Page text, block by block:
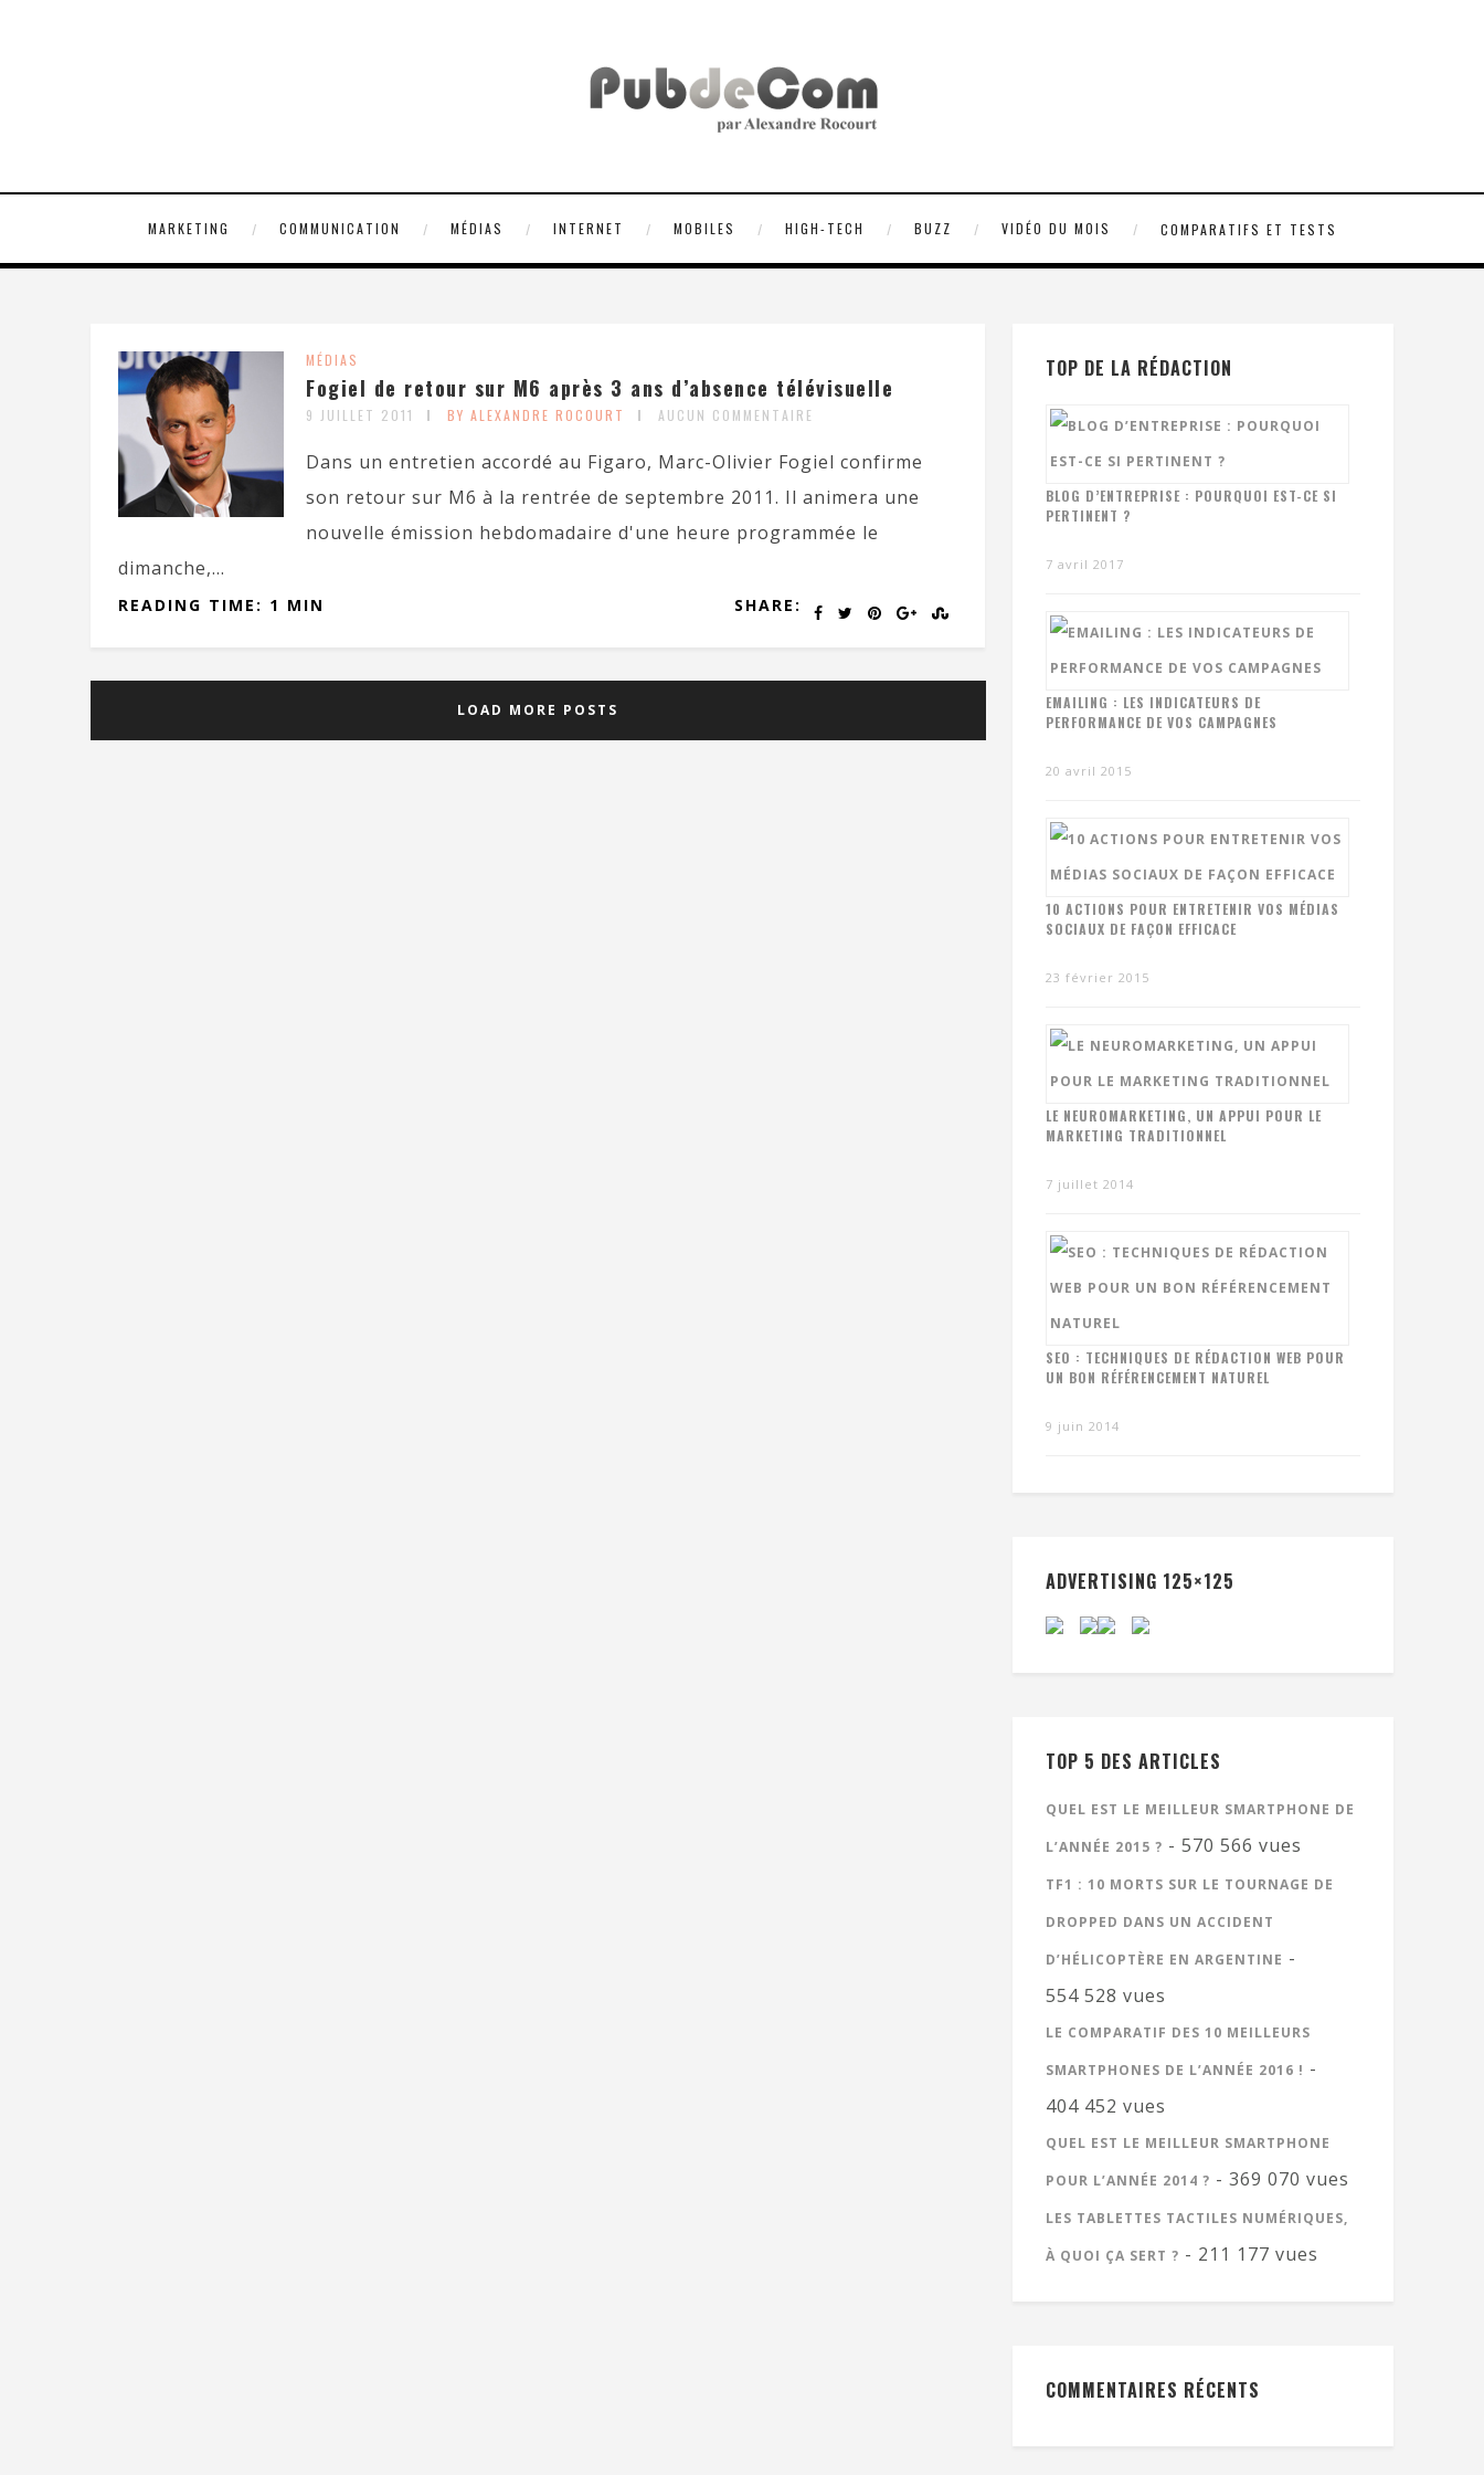
MARKETING COMMUNICATION MÉDIAS INTERNET MOBILES HIGH-TECH BUZZ VIDÉO DU MOIS COMPARATIFS ET TESTS
MÉDIAS
Fogiel de retour sur M6 après 3 ans d’absence télévisuelle
9 JUILLET 2011 BY ALEXANDRE ROCOURT AUCUN COMMENTAIRE
Dans un entretien accordé au Figaro, Marc-Olivier Fogiel confirme
son retour sur M6 à la rentrée de septembre 2011. Il animera une
nouvelle émission hebdomadaire d'une heure programmée le
dimanche,...
SHARE:
READING TIME: 1 MIN
LOAD MORE POSTS
TOP DE LA RÉDACTION
BLOG D’ENTREPRISE : POURQUOI EST-CE SI
PERTINENT ?
7 avril 2017
EMAILING : LES INDICATEURS DE
PERFORMANCE DE VOS CAMPAGNES
20 avril 2015
10 ACTIONS POUR ENTRETENIR VOS MÉDIAS
SOCIAUX DE FAÇON EFFICACE
23 février 2015
LE NEUROMARKETING, UN APPUI POUR LE
MARKETING TRADITIONNEL
7 juillet 2014
SEO : TECHNIQUES DE RÉDACTION WEB POUR
UN BON RÉFÉRENCEMENT NATUREL
9 juin 2014
ADVERTISING 125×125
TOP 5 DES ARTICLES
QUEL EST LE MEILLEUR SMARTPHONE DE
L’ANNÉE 2015 ? - 570 566 vues
TF1 : 10 MORTS SUR LE TOURNAGE DE
DROPPED DANS UN ACCIDENT
D’HÉLICOPTÈRE EN ARGENTINE -
554 528 vues
LE COMPARATIF DES 10 MEILLEURS
SMARTPHONES DE L’ANNÉE 2016 ! -
404 452 vues
QUEL EST LE MEILLEUR SMARTPHONE
POUR L’ANNÉE 2014 ? - 369 070 vues
LES TABLETTES TACTILES NUMÉRIQUES,
À QUOI ÇA SERT ? - 211 177 vues
COMMENTAIRES RÉCENTS